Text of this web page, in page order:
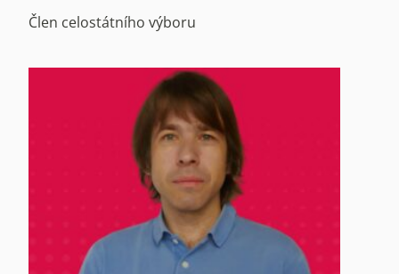
Člen celostátního výboru